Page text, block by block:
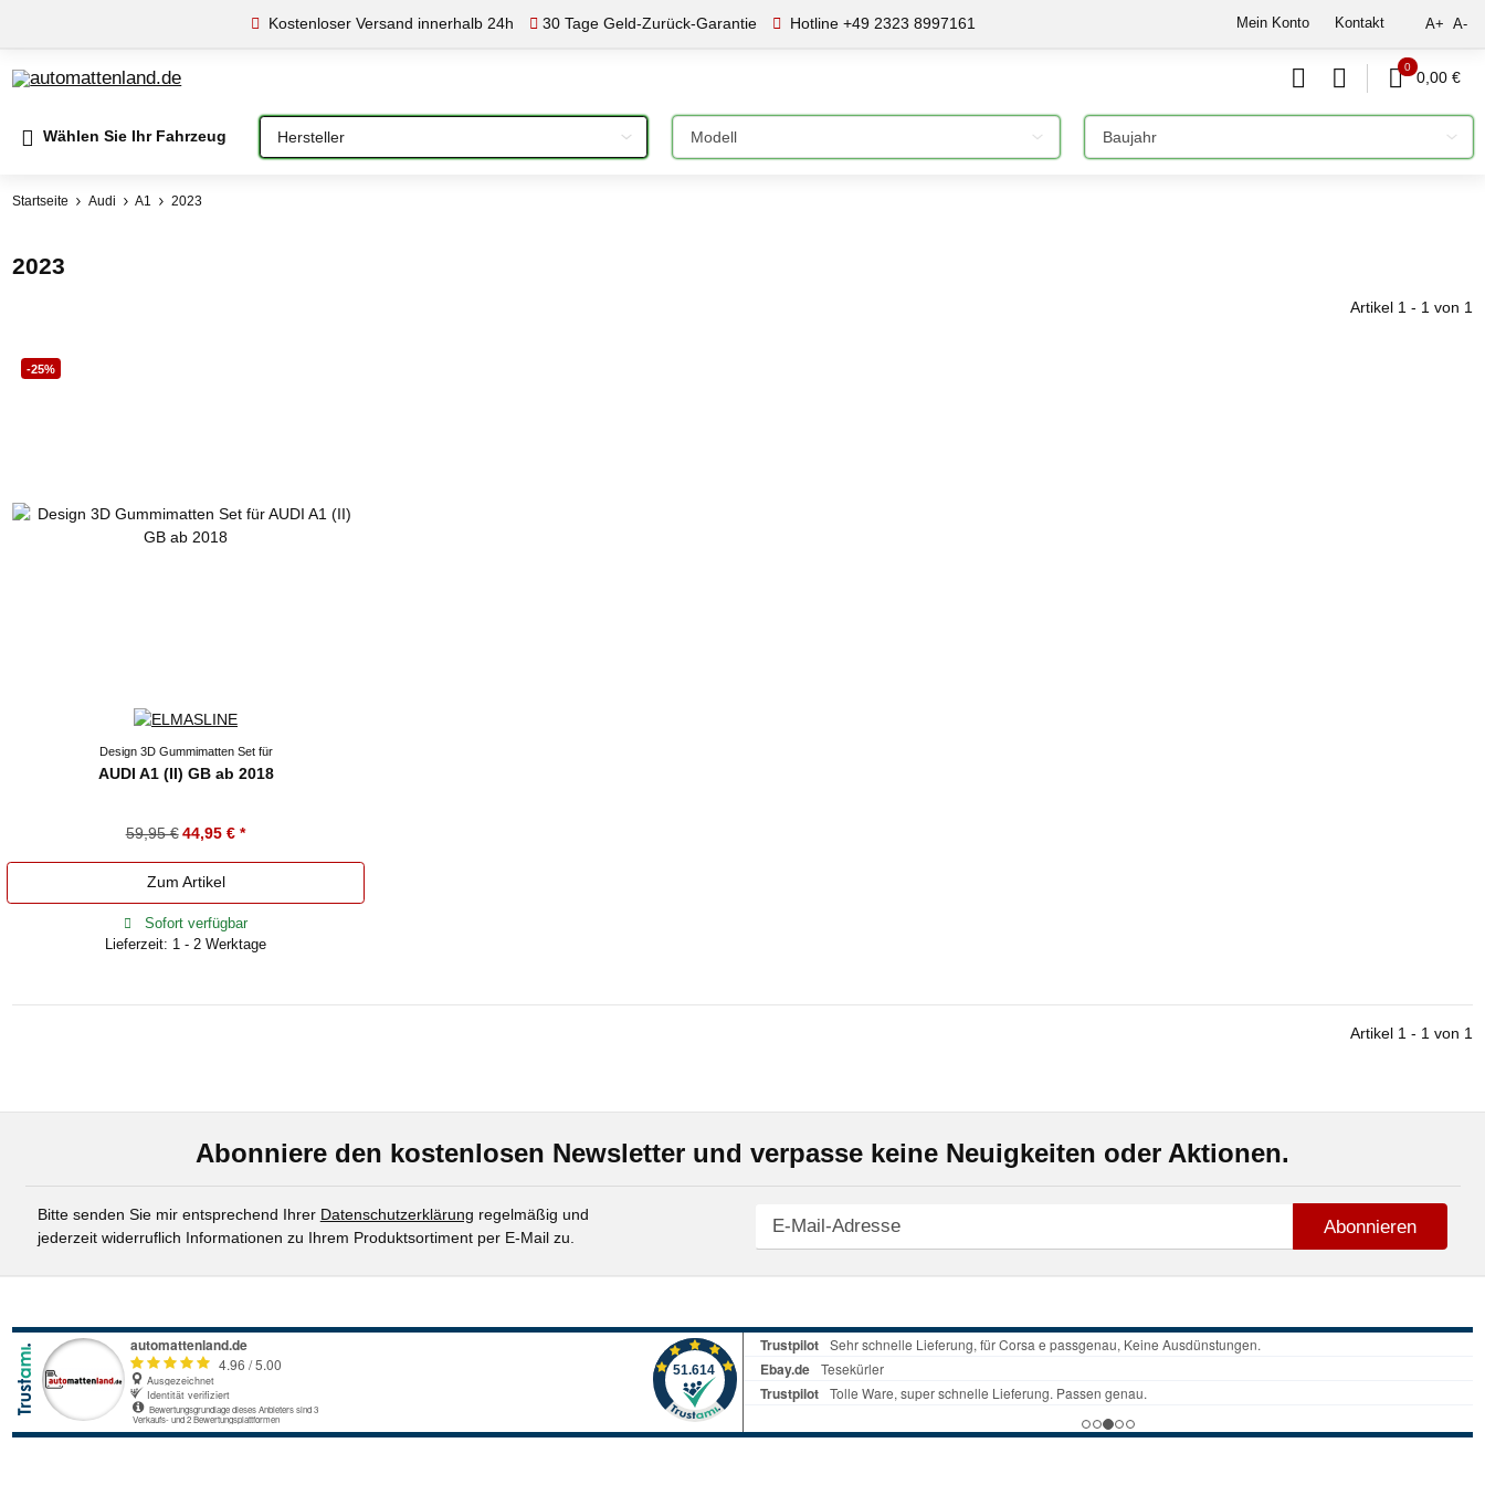
Mein Konto Kontakt A+ A-
Kostenloser Versand innerhalb 24h 30 Tage Geld-Zurück-Garantie Hotline +49 2323 8997161
0
0,00 €
Wählen Sie Ihr Fahrzeug
Bitte auswählen
Startseite Audi A1 2023
2023
Artikel 1 - 1 von 1
-25%
Design 3D Gummimatten Set für
AUDI A1 (II) GB ab 2018
59,95 € 44,95 €*
Zum Artikel
Sofort verfügbar
Lieferzeit: 1 - 2 Werktage
Artikel 1 - 1 von 1
Abonniere den kostenlosen Newsletter und verpasse keine Neuigkeiten oder Aktionen.
Bitte senden Sie mir entsprechend Ihrer Datenschutzerklärung regelmäßig und
jederzeit widerruflich Informationen zu Ihrem Produktsortiment per E-Mail zu.
Abonnieren